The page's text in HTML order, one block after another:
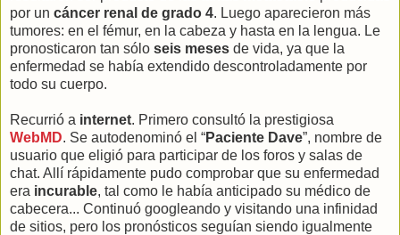
por un cáncer renal de grado 4. Luego aparecieron más
tumores: en el fémur, en la cabeza y hasta en la lengua. Le
pronosticaron tan sólo seis meses de vida, ya que la
enfermedad se había extendido descontroladamente por
todo su cuerpo.
Recurrió a internet. Primero consultó la prestigiosa
WebMD. Se autodenominó el “Paciente Dave”, nombre de
usuario que eligió para participar de los foros y salas de
chat. Allí rápidamente pudo comprobar que su enfermedad
era incurable, tal como le había anticipado su médico de
cabecera... Continuó googleando y visitando una infinidad
de sitios, pero los pronósticos seguían siendo igualmente